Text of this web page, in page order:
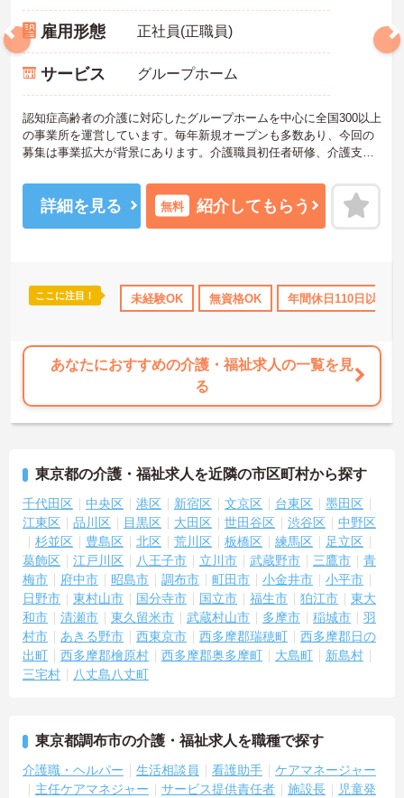
無資格OK 年間休日110日以上 資格取得サポート
雇用形態 正社員(正職員)
サービス グループホーム
認知症高齢者の介護に対応したグループホームを中心に全国300以上
の事業所を運営しています。毎年新規オープンも多数あり、今回の
募集は事業拡大が背景にあります。介護職員初任者研修、介護支援
最大限サポートするために、教育・研修・採用を専門とする部署
や、コンプライアンスを推進する部署があり、グループ企業を含め
た柔軟かつ強固なバックアップがあります。ご興味ある方には、面
詳細を見る 無料 紹介してもらう
ここに注目！ 未経験OK 無資格OK 年間休日110日以上
あなたにおすすめの介護・福祉求人の一覧を見
る
東京都の介護・福祉求人を近隣の市区町村から探す
千代田区 中央区 港区 新宿区 文京区 台東区
墨田区
江東区
品川区 目黒区 大田区 世田谷区 渋谷区
中野区
杉並区
豊島区 北区 荒川区 板橋区 練馬区
足立区
葛飾区
江戸川区 八王子市 立川市 武蔵野市 三鷹市
青
梅市
府中市 昭島市 調布市 町田市 小金井市
小平市
日野市
東村山市 国分寺市 国立市 福生市 狛江市
東大
和市
清瀬市 東久留米市 武蔵村山市 多摩市 稲城市
羽
村市
あきる野市 西東京市 西多摩郡瑞穂町
西多摩郡日の
出町
西多摩郡檜原村 西多摩郡奥多摩町 大島町
新島村
三宅村
八丈島八丈町
東京都調布市の介護・福祉求人を職種で探す
介護職・ヘルパー 生活相談員 看護助手
ケアマネージャー
主任ケアマネジャー
サービス提供責任者 施設長
児童発